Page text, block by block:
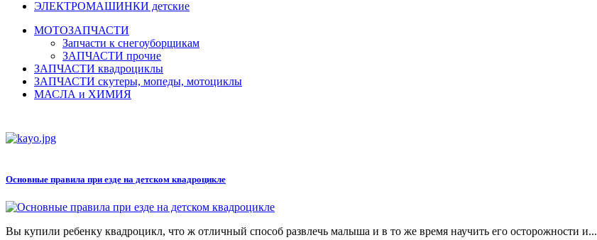
ЭЛЕКТРОМАШИНКИ детские
МОТОЗАПЧАСТИ
Запчасти к снегоуборщикам
ЗАПЧАСТИ прочие
ЗАПЧАСТИ квадроциклы
ЗАПЧАСТИ скутеры, мопеды, мотоциклы
МАСЛА и ХИМИЯ
Основные правила при езде на детском квадроцикле
Вы купили ребенку квадроцикл, что ж отличный способ развлечь малыша и в то же время научить его осторожности и...